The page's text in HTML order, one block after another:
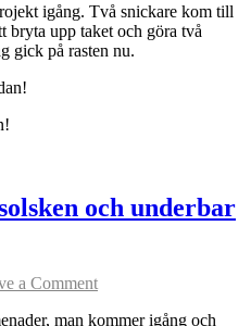
igång. Två snickare kom till
bryta upp taket och göra två
gick på rasten nu.
och underbar
a Comment
man kommer igång och